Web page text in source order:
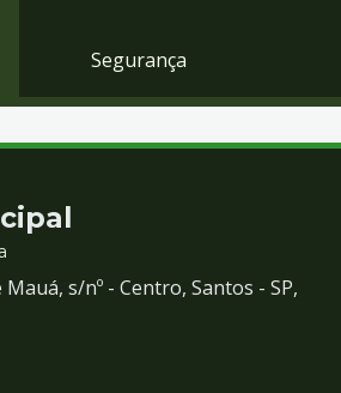
Segurança
Mauá, s/nº - Centro, Santos - SP,